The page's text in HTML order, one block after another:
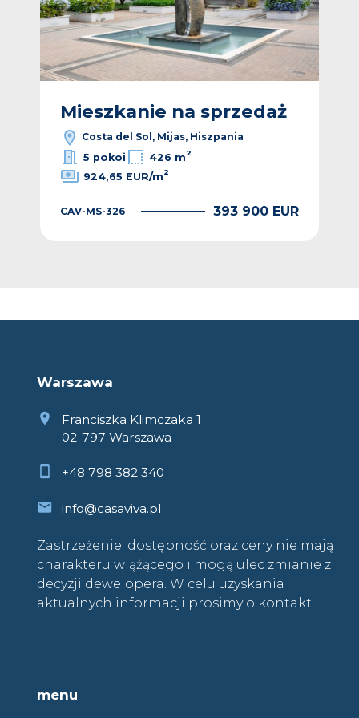
Mieszkanie na sprzedaż
Costa del Sol, Mijas, Hiszpania
5 pokoi
426 m2
924,65 EUR/m2
CAV-MS-326 393 900 EUR
Warszawa
Franciszka Klimczaka 1
02-797 Warszawa
+48 798 382 340
info@casaviva.pl
Zastrzeżenie: dostępność oraz ceny nie mają
charakteru wiążącego i mogą ulec zmianie z
decyzji dewelopera. W celu uzyskania
aktualnych informacji prosimy o kontakt.
menu